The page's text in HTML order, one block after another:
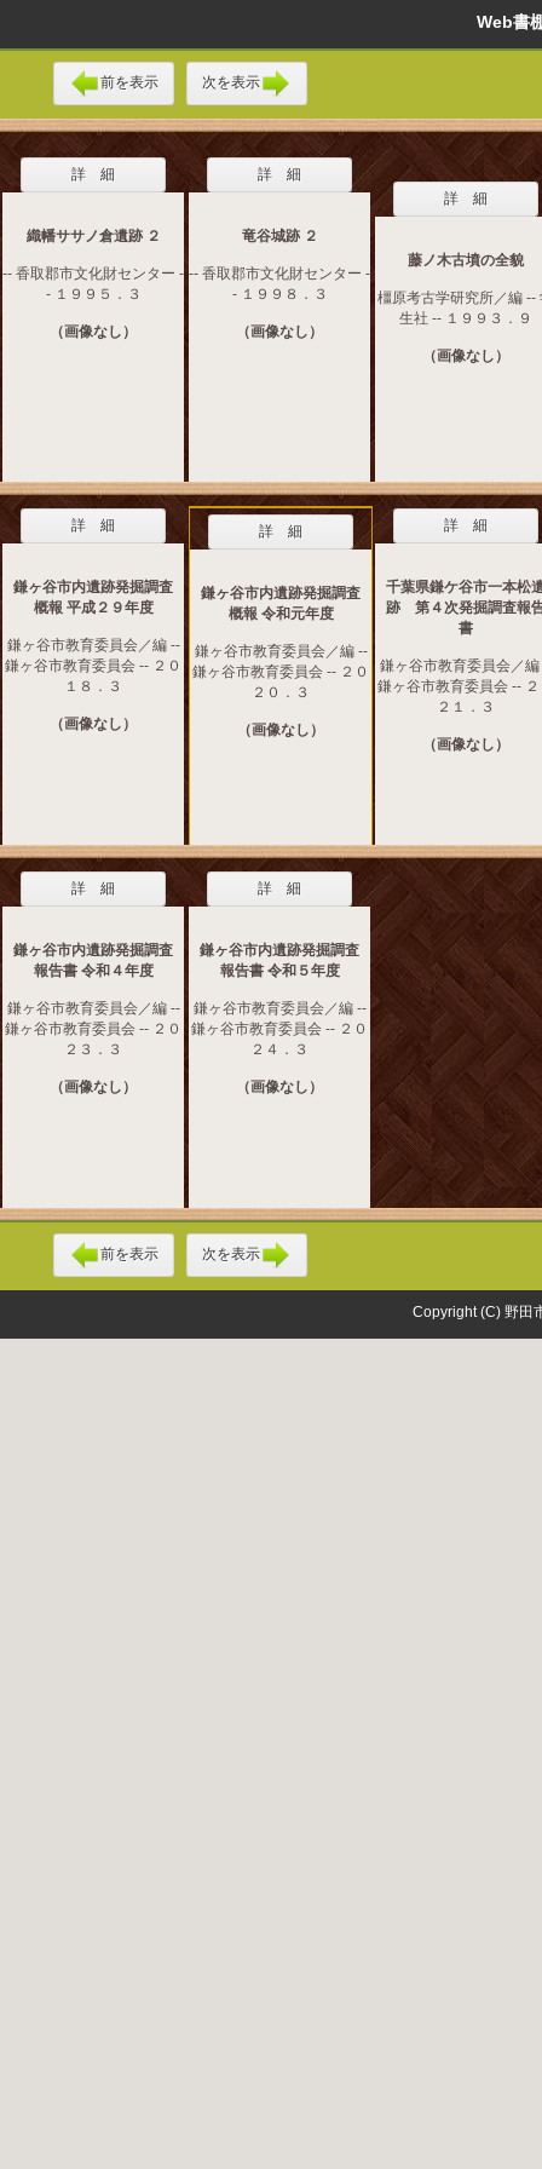
Web
前を表示 次を表示
詳 細
織幡ササノ倉遺跡 ２
-- 香取郡市文化財センター -
- １９９５．３
（画像なし）
詳 細
竜谷城跡 ２
-- 香取郡市文化財センター -
- １９９８．３
（画像なし）
詳 細
藤ノ木古墳の全貌
橿原考古学研究所／編 --
生社 -- １９９３．９
（画像なし）
詳 細
鎌ヶ谷市内遺跡発掘調査
概報 平成２９年度
鎌ヶ谷市教育委員会／編 --
鎌ヶ谷市教育委員会 -- ２０
１８．３
（画像なし）
詳 細
鎌ヶ谷市内遺跡発掘調査
概報 令和元年度
鎌ヶ谷市教育委員会／編 --
鎌ヶ谷市教育委員会 -- ２０
２０．３
（画像なし）
詳 細
千葉県鎌ケ谷市一本松
跡 第４次発掘調査報
書
鎌ヶ谷市教育委員会／編
鎌ヶ谷市教育委員会 --
２１．３
（画像なし）
詳 細
鎌ヶ谷市内遺跡発掘調査
報告書 令和４年度
鎌ヶ谷市教育委員会／編 --
鎌ヶ谷市教育委員会 -- ２０
２３．３
（画像なし）
詳 細
鎌ヶ谷市内遺跡発掘調査
報告書 令和５年度
鎌ヶ谷市教育委員会／編 --
鎌ヶ谷市教育委員会 -- ２０
２４．３
（画像なし）
前を表示 次を表示
Copyright (C) 野田